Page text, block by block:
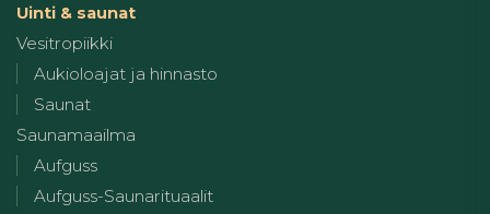
Uinti & saunat
Vesitropiikki
Aukioloajat ja hinnasto
Saunat
Saunamaailma
Aufguss
Aufguss-Saunarituaalit